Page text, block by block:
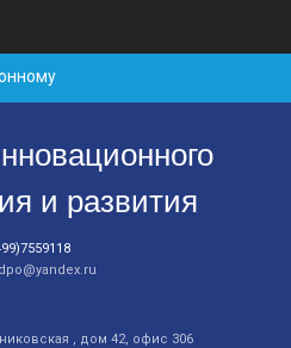
и развития
, дом 42, офис 306